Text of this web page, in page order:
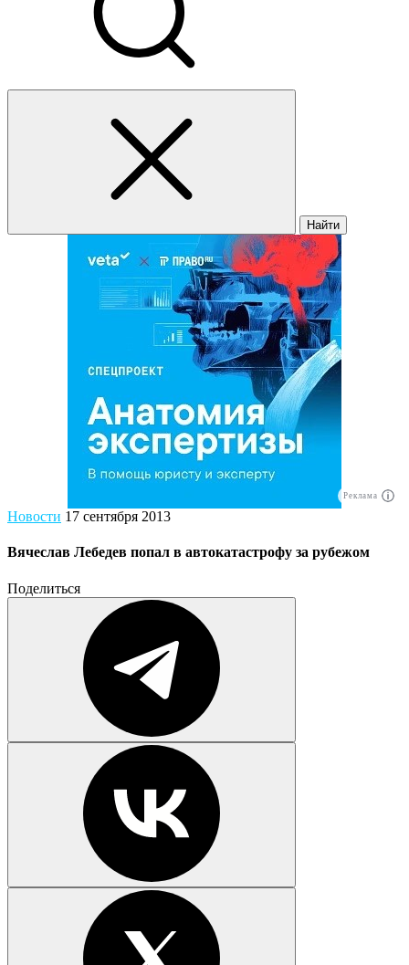
Найти
Реклама
Новости 17 сентября 2013
Вячеслав Лебедев попал в автокатастрофу за рубежом
Поделиться